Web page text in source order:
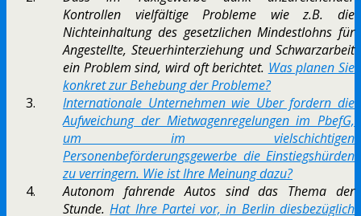
Kontrollen vielfältige Probleme wie z.B. die
Nichteinhaltung des gesetzlichen Mindestlohns für
Angestellte, Steuerhinterziehung und Schwarzarbeit
ein Problem sind, wird oft berichtet. Was planen Sie
konkret zur Behebung der Probleme?
Internationale Unternehmen wie Uber fordern die
Aufweichung der Mietwagenregelungen im PbefG,
um im vielschichtigen
Personenbeförderungsgewerbe die Einstiegshürden
zu verringern. Wie ist Ihre Meinung dazu?
Autonom fahrende Autos sind das Thema der
Stunde.Hat Ihre Partei vor, in Berlin diesbezüglich